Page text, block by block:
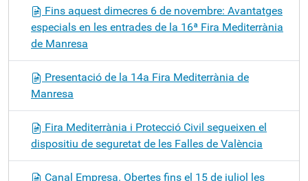
Fins aquest dimecres 6 de novembre: Avantatges
especials en les entrades de la 16ª Fira Mediterrània
de Manresa
Presentació de la 14a Fira Mediterrània de
Manresa
Fira Mediterrània i Protecció Civil segueixen el
dispositiu de seguretat de les Falles de València
Canal Empresa. Obertes fins el 15 de juliol les